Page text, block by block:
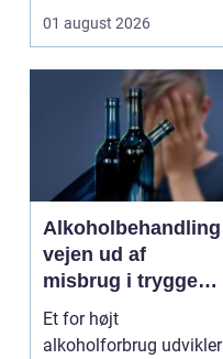
gennemgribende
renovering, e...
01 august 2026
Alkoholbehandling
vejen ud af
misbrug i trygge
og professionelle
rammer
Et for højt
alkoholforbrug udvikler